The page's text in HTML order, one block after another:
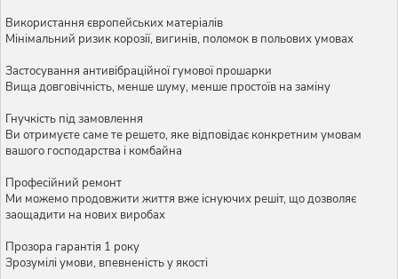
Використання європейських матеріалів
Мінімальний ризик корозії, вигинів, поломок в польових умовах
Застосування антивібраційної гумової прошарки
Вища довговічність, менше шуму, менше простоїв на заміну
Гнучкість під замовлення
Ви отримуєте саме те решето, яке відповідає конкретним умовам
вашого господарства і комбайна
Професійний ремонт
Ми можемо продовжити життя вже існуючих решіт, що дозволяє
заощадити на нових виробах
Прозора гарантія 1 року
Зрозумілі умови, впевненість у якості